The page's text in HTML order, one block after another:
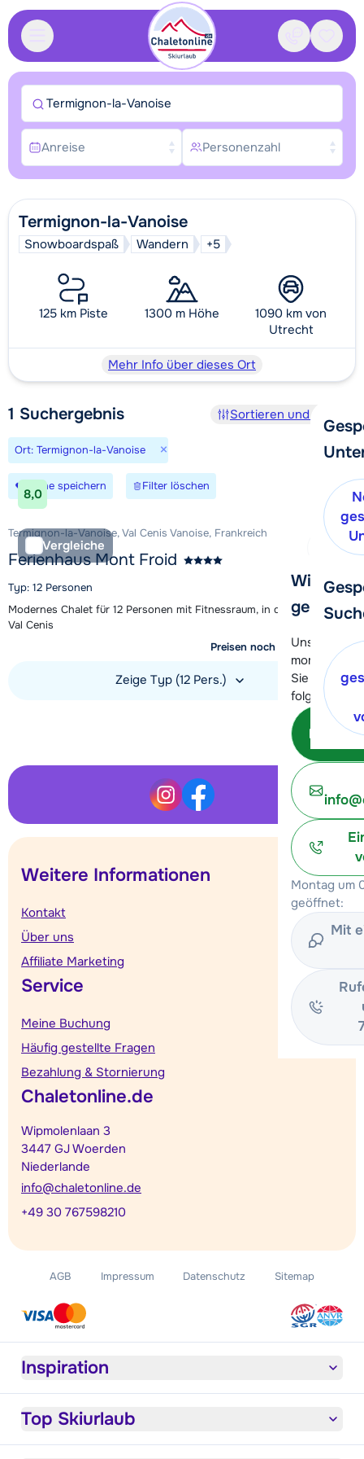
Kontakt
Wir
gerne
Unser
momentan
Sie können
folgenden
Montag um
geöffnet:
Mit
Termignon-la-Vanoise
Snowboardspaß Wandern +5
125 km Piste 1300 m Höhe
1090 km von
Utrecht
Mehr Info über dieses Ort
1 Suchergebnis Sortieren und Filtern
Ort: Termignon-la-Vanoise ×
Suche speichern Filter löschen
8,0
Vergleiche
Termignon-la-Vanoise, Val Cenis Vanoise, Frankreich
Ferienhaus Mont Froid
Typ: 12 Personen
Modernes Chalet für 12 Personen mit Fitnessraum, in der Nähe von
Val Cenis
Preisen noch nicht verfügbar
Zeige Typ (12 Pers.)
Termignon-la-Vanoise
Anreise Personenzahl
Weitere Informationen
Kontakt
Über uns
Affiliate Marketing
Service
Meine Buchung
Häufig gestellte Fragen
Bezahlung & Stornierung
Chaletonline.de
Wipmolenlaan 3
3447 GJ Woerden
Niederlande
info@chaletonline.de
+49 30 767598210
AGB Impressum Datenschutz Sitemap
Inspiration
Top Skiurlaub